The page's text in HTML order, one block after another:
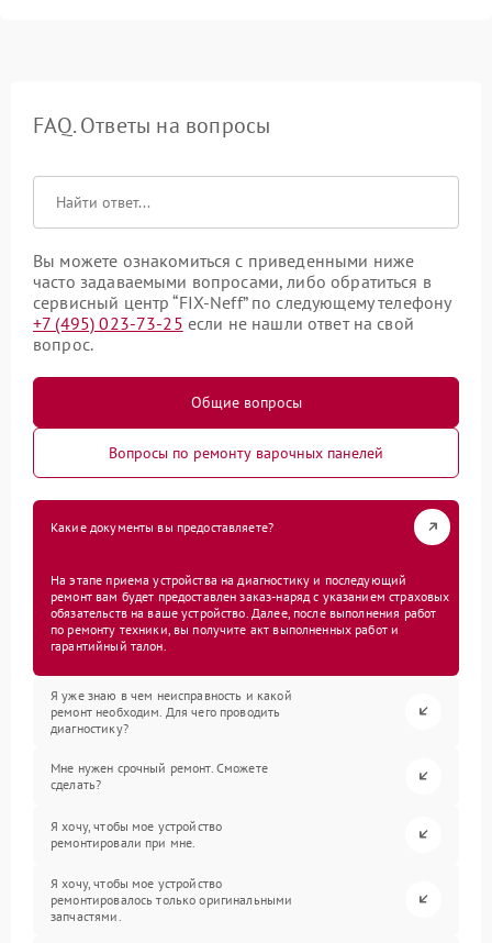
FAQ. Ответы на вопросы
Вы можете ознакомиться с приведенными ниже
часто задаваемыми вопросами, либо обратиться в
сервисный центр “FIX-Neff” по следующему телефону
+7 (495) 023-73-25 если не нашли ответ на свой
вопрос.
Общие вопросы
Вопросы по ремонту варочных панелей
Какие документы вы предоставляете?
На этапе приема устройства на диагностику и последующий
ремонт вам будет предоставлен заказ-наряд с указанием страховых
обязательств на ваше устройство. Далее, после выполнения работ
по ремонту техники, вы получите акт выполненных работ и
гарантийный талон.
Я уже знаю в чем неисправность и какой
ремонт необходим. Для чего проводить
диагностику?
Мне нужен срочный ремонт. Сможете
сделать?
Я хочу, чтобы мое устройство
ремонтировали при мне.
Я хочу, чтобы мое устройство
ремонтировалось только оригинальными
запчастями.